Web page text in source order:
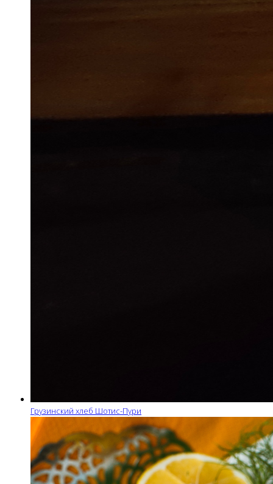
Грузинский хлеб Шотис-Пури